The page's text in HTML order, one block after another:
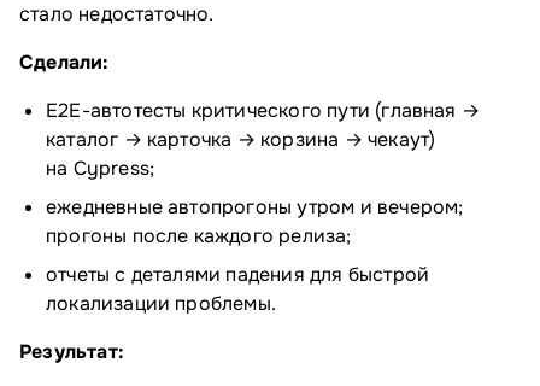
стало недостаточно.
Сделали:
E2E-автотесты критического пути (главная →
каталог → карточка → корзина → чекаут)
на Cypress;
ежедневные автопрогоны утром и вечером;
прогоны после каждого релиза;
отчеты с деталями падения для быстрой
локализации проблемы.
Результат: